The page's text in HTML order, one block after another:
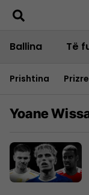
Ballina Të
Prishtina
Yoane